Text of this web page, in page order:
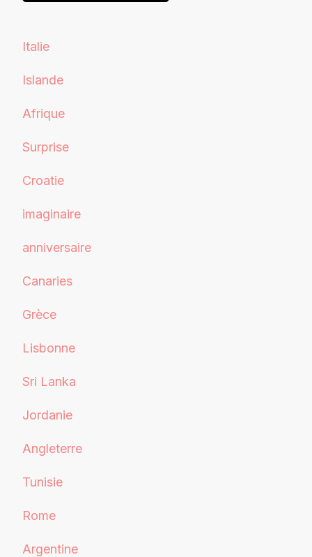
Italie
Islande
Afrique
Surprise
Croatie
imaginaire
anniversaire
Canaries
Grèce
Lisbonne
Sri Lanka
Jordanie
Angleterre
Tunisie
Rome
Argentine